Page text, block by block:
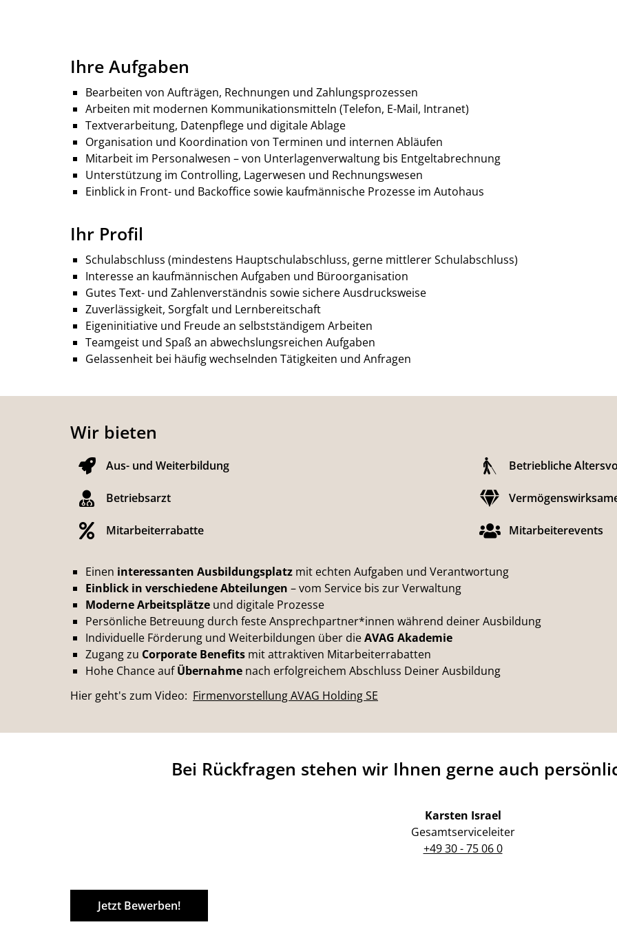
Ihre Aufgaben
Bearbeiten von Aufträgen, Rechnungen und Zahlungsprozessen
Arbeiten mit modernen Kommunikationsmitteln (Telefon, E-Mail, Intranet)
Textverarbeitung, Datenpflege und digitale Ablage
Organisation und Koordination von Terminen und internen Abläufen
Mitarbeit im Personalwesen – von Unterlagenverwaltung bis Entgeltabrechnung
Unterstützung im Controlling, Lagerwesen und Rechnungswesen
Einblick in Front- und Backoffice sowie kaufmännische Prozesse im Autohaus
Ihr Profil
Schulabschluss (mindestens Hauptschulabschluss, gerne mittlerer Schulabschluss)
Interesse an kaufmännischen Aufgaben und Büroorganisation
Gutes Text- und Zahlenverständnis sowie sichere Ausdrucksweise
Zuverlässigkeit, Sorgfalt und Lernbereitschaft
Eigeninitiative und Freude an selbstständigem Arbeiten
Teamgeist und Spaß an abwechslungsreichen Aufgaben
Gelassenheit bei häufig wechselnden Tätigkeiten und Anfragen
Wir bieten
Aus- und Weiterbildung Betriebliche
Betriebsarzt
Mitarbeiterrabatte Mitarbeiterevents
Einen interessanten Ausbildungsplatz mit echten Aufgaben und Verantwortung
Einblick in verschiedene Abteilungen – vom Service bis zur Verwaltung
Moderne Arbeitsplätze und digitale Prozesse
Persönliche Betreuung durch feste Ansprechpartner*innen während deiner Ausbildung
Individuelle Förderung und Weiterbildungen über dieAVAG Akademie
Zugang zu Corporate Benefits mit attraktiven Mitarbeiterrabatten
Hohe Chance aufÜbernahme nach erfolgreichem Abschluss Deiner Ausbildung
Hier geht's zum Video: Firmenvorstellung AVAG Holding SE
Bei Rückfragen stehen wir Ihnen gerne auch
Karsten Israel
Gesamtserviceleiter
+49 30 - 75 06 0
Jetzt Bewerben!